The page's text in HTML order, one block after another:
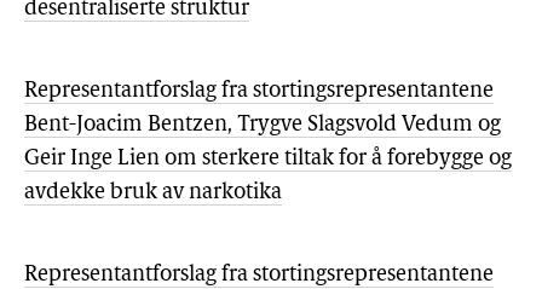
desentraliserte struktur
Representantforslag fra stortingsrepresentantene
Bent-Joacim Bentzen, Trygve Slagsvold Vedum og
Geir Inge Lien om sterkere tiltak for å forebygge og
avdekke bruk av narkotika
Representantforslag fra stortingsrepresentantene